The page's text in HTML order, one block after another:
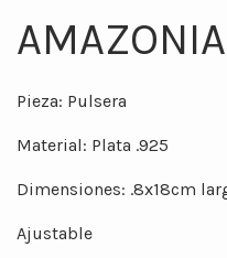
Pieza: Pulsera
Material: Plata .925
Dimensiones: .8x18cm
Ajustable